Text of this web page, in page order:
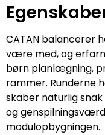
CATAN balancerer
være med, og
børn planlægning,
rammer. Runderne
skaber naturlig
og
modulopbygningen.